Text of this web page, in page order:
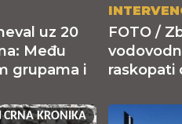
uz 20
Među
grupama i
FOTO /
raskopati
CRNA KRONIKA